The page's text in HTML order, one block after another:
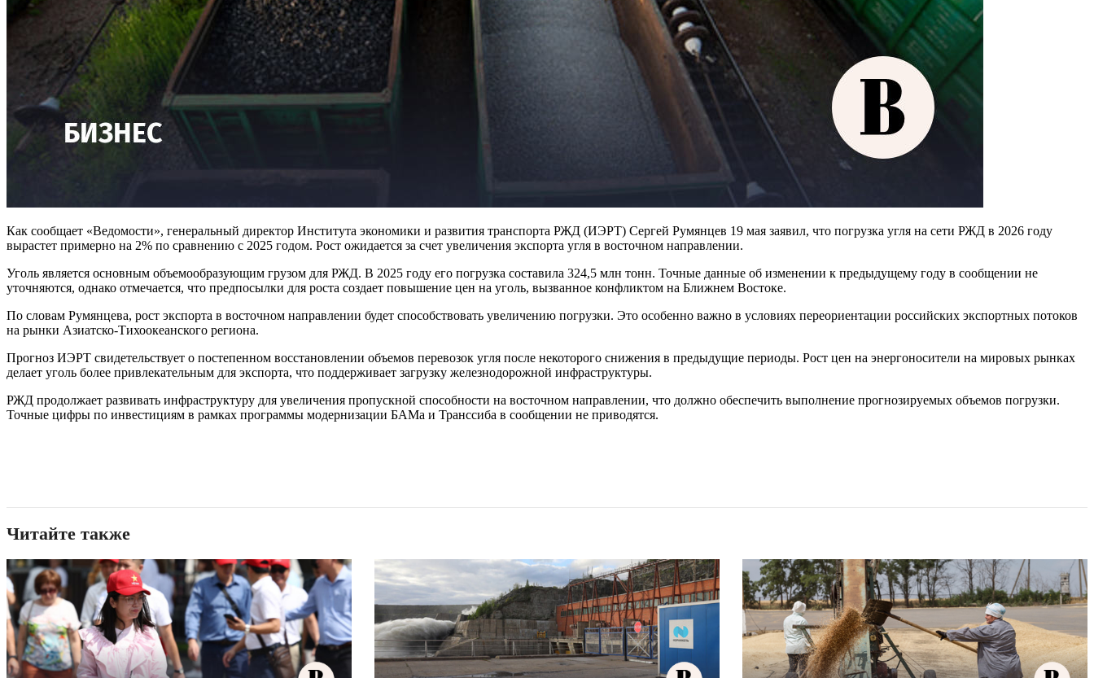
Как сообщает «Ведомости», генеральный директор Института экономики и развития транспорта РЖД (ИЭРТ) Сергей Румянцев 19 мая заявил, что погрузка угля на сети РЖД в 2026 году
вырастет примерно на 2% по сравнению с 2025 годом. Рост ожидается за счет увеличения экспорта угля в восточном направлении.
Уголь является основным объемообразующим грузом для РЖД. В 2025 году его погрузка составила 324,5 млн тонн. Точные данные об изменении к предыдущему году в сообщении не
уточняются, однако отмечается, что предпосылки для роста создает повышение цен на уголь, вызванное конфликтом на Ближнем Востоке.
По словам Румянцева, рост экспорта в восточном направлении будет способствовать увеличению погрузки. Это особенно важно в условиях переориентации российских экспортных потоков
на рынки Азиатско-Тихоокеанского региона.
Прогноз ИЭРТ свидетельствует о постепенном восстановлении объемов перевозок угля после некоторого снижения в предыдущие периоды. Рост цен на энергоносители на мировых рынках
делает уголь более привлекательным для экспорта, что поддерживает загрузку железнодорожной инфраструктуры.
РЖД продолжает развивать инфраструктуру для увеличения пропускной способности на восточном направлении, что должно обеспечить выполнение прогнозируемых объемов погрузки.
Точные цифры по инвестициям в рамках программы модернизации БАМа и Транссиба в сообщении не приводятся.
Читайте также